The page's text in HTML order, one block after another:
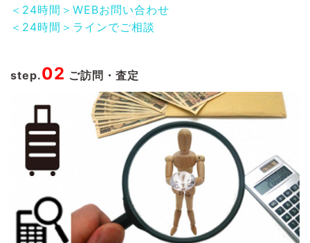
＜24時間＞WEBお問い合わせ
＜24時間＞ラインでご相談
step.02 ご訪問・査定